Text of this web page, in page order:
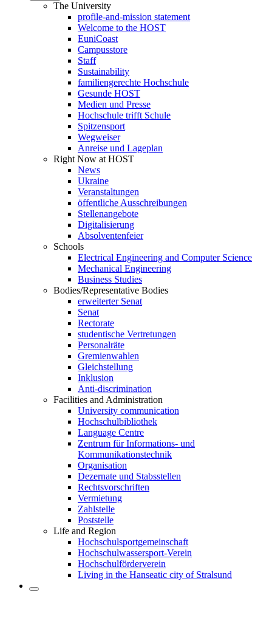
The University
profile-and-mission statement
Welcome to the HOST
EuniCoast
Campusstore
Staff
Sustainability
familiengerechte Hochschule
Gesunde HOST
Medien und Presse
Hochschule trifft Schule
Spitzensport
Wegweiser
Anreise und Lageplan
Right Now at HOST
News
Ukraine
Veranstaltungen
öffentliche Ausschreibungen
Stellenangebote
Digitalisierung
Absolventenfeier
Schools
Electrical Engineering and Computer Science
Mechanical Engineering
Business Studies
Bodies/Representative Bodies
erweiterter Senat
Senat
Rectorate
studentische Vertretungen
Personalräte
Gremienwahlen
Gleichstellung
Inklusion
Anti-discrimination
Facilities and Administration
University communication
Hochschulbibliothek
Language Centre
Zentrum für Informations- und
Kommunikationstechnik
Organisation
Dezernate und Stabsstellen
Rechtsvorschriften
Vermietung
Zahlstelle
Poststelle
Life and Region
Hochschulsportgemeinschaft
Hochschulwassersport-Verein
Hochschulförderverein
Living in the Hanseatic city of Stralsund